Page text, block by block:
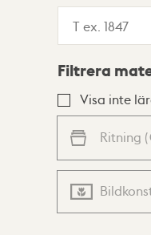
Lista
Filtrera
Visa inte
Ritning (